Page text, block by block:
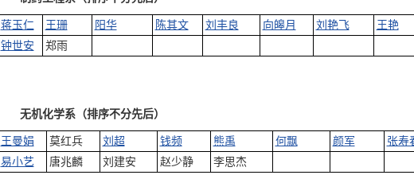
蒋玉仁 王珊 阳华 陈其文 刘丰良 向皞月 刘艳飞
王艳
钟世安
郑雨
无机化学系（排序不分先后）
王曼娟 莫红兵 刘超 钱频 熊禹 何飘 颜军
张寿
易小艺
唐兆麟 刘建安 赵少静 李思杰